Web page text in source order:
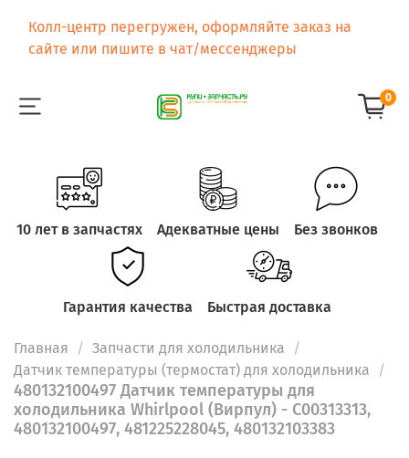
Колл-центр перегружен, оформляйте заказ на
сайте или пишите в чат/мессенджеры
0
10 лет в запчастях Адекватные цены Без звонков
Гарантия качества Быстрая доставка
Главная
Запчасти для холодильника
Датчик температуры (термостат) для холодильника
480132100497 Датчик температуры для
холодильника Whirlpool (Вирпул) - C00313313,
480132100497, 481225228045, 480132103383